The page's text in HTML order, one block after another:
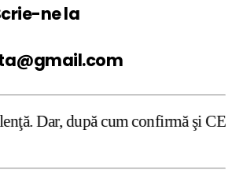
ne la
confirmă şi CEDO în cazul